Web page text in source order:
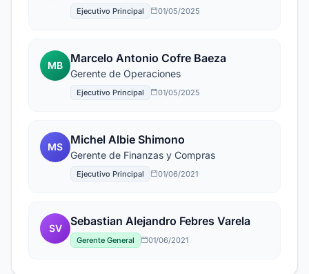
Ejecutivo Principal 01/05/2025
MB
Marcelo Antonio Cofre Baeza
Gerente de Operaciones
Ejecutivo Principal 01/05/2025
MS
Michel Albie Shimono
Gerente de Finanzas y Compras
Ejecutivo Principal 01/06/2021
SV
Sebastian Alejandro Febres Varela
Gerente General 01/06/2021